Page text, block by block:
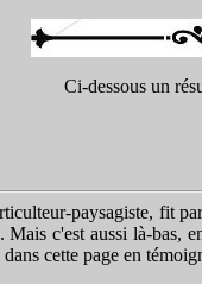
Ci-dessous un
paysagiste, fit
c'est aussi là-bas,
cette page en